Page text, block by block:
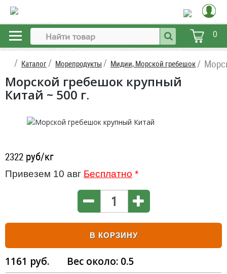
0
Каталог Морепродукты Мидии, Морской гребешок
Морской гребешок крупный
Китай ~ 500 г.
2322 руб/кг
Привезем 10 авг Бесплатно *
В КОРЗИНУ
1161 руб. Вес около: 0.5